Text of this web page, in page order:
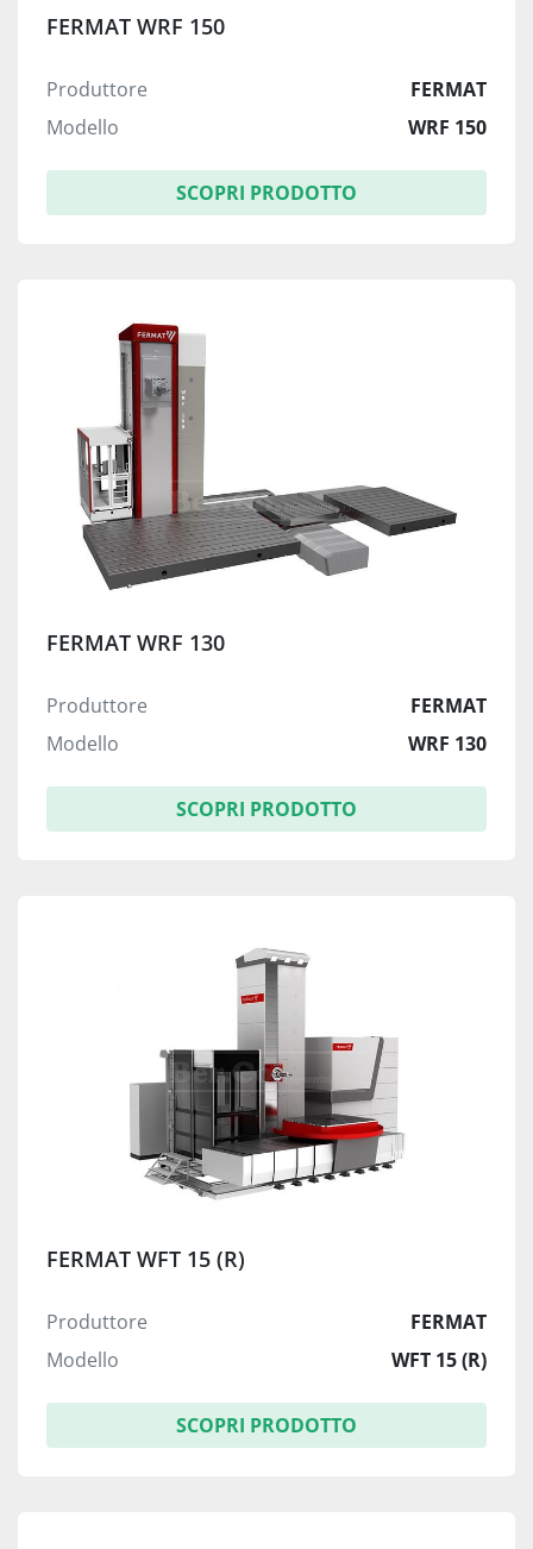
FERMAT WRF 150
Produttore
FERMAT
Modello
WRF 150
SCOPRI PRODOTTO
FERMAT WRF 130
Produttore
FERMAT
Modello
WRF 130
SCOPRI PRODOTTO
FERMAT WFT 15 (R)
Produttore
FERMAT
Modello
WFT 15 (R)
SCOPRI PRODOTTO